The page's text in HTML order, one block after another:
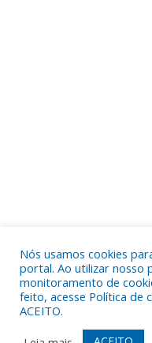
Nós usamos cookies
portal. Ao utilizar nosso
monitoramento de
feito, acesse Política de
ACEITO.